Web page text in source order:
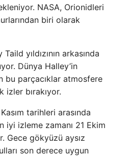
NASA, Orionidleri
biri olarak
yıldızının arkasında
Dünya Halley’in
bu parçacıklar atmosfere
izler bırakıyor.
tarihleri ​​arasında
iyi izleme zamanı 21 Ekim
Gece gökyüzü aysız
son derece uygun